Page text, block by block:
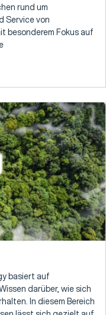
rund um
Service von
besonderem Fokus auf
basiert auf
darüber, wie sich
In diesem Bereich